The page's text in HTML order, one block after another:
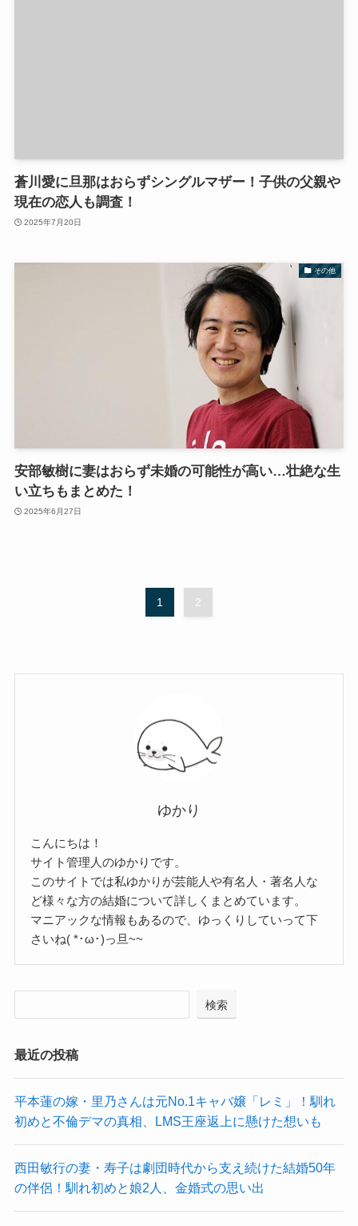
蒼川愛に旦那はおらずシングルマザー！子供の父親や
現在の恋人も調査！
2025年7月20日
その他
安部敏樹に妻はおらず未婚の可能性が高い…壮絶な生
い立ちもまとめた！
2025年6月27日
1 2
ゆかり
こんにちは！
サイト管理人のゆかりです。
このサイトでは私ゆかりが芸能人や有名人・著名人な
ど様々な方の結婚について詳しくまとめています。
マニアックな情報もあるので、ゆっくりしていって下
さいね( *･ω･)っ旦~~
検索
最近の投稿
平本蓮の嫁・里乃さんは元No.1キャバ嬢「レミ」！馴れ
初めと不倫デマの真相、LMS王座返上に懸けた想いも
西田敏行の妻・寿子は劇団時代から支え続けた結婚50年
の伴侶！馴れ初めと娘2人、金婚式の思い出